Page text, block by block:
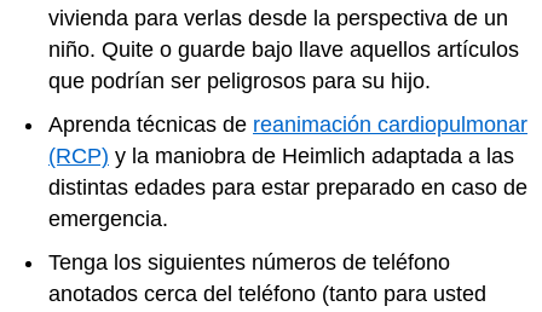
vivienda para verlas desde la perspectiva de un
niño. Quite o guarde bajo llave aquellos artículos
que podrían ser peligrosos para su hijo.
Aprenda técnicas de reanimación cardiopulmonar
(RCP) y la maniobra de Heimlich adaptada a las
distintas edades para estar preparado en caso de
emergencia.
Tenga los siguientes números de teléfono
anotados cerca del teléfono (tanto para usted